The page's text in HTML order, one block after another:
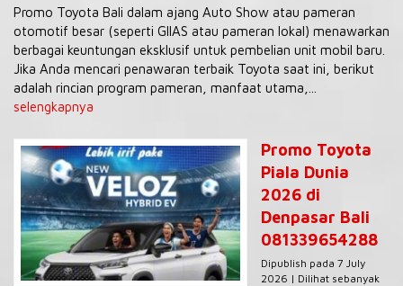
Promo Toyota Bali dalam ajang Auto Show atau pameran
otomotif besar (seperti GIIAS atau pameran lokal) menawarkan
berbagai keuntungan eksklusif untuk pembelian unit mobil baru.
Jika Anda mencari penawaran terbaik Toyota saat ini, berikut
adalah rincian program pameran, manfaat utama,...
selengkapnya
Promo Toyota
Piala Dunia
2026 di
Denpasar Bali
081339654288
Dipublish pada 7 July
2026 | Dilihat sebanyak